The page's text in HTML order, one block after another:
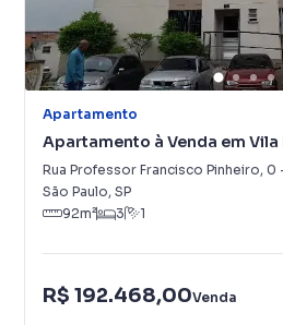
Apartamento
Apartamento à Venda em Vila
Rua Professor Francisco Pinheiro, 0
São Paulo, SP
92m² 3 1
R$ 192.468,00Venda